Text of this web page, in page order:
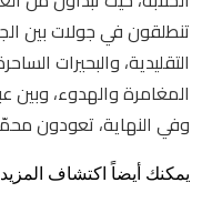
تنطلقون في جولات بين
التقليدية، والبحيرات
المغامرة والهدوء، وبين
وفي النهاية، تعودون
يمكنك أيضاً اكتشاف